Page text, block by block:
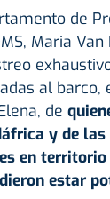
de
Maria
al barco,
de
y de las
en
estar